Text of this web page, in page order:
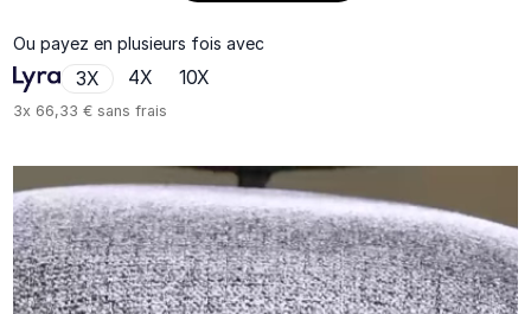
Ou payez en plusieurs fois avec
3X 4X 10X
3x 66,33 € sans frais